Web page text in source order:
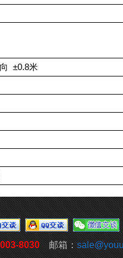
±0.8米
8030邮箱：